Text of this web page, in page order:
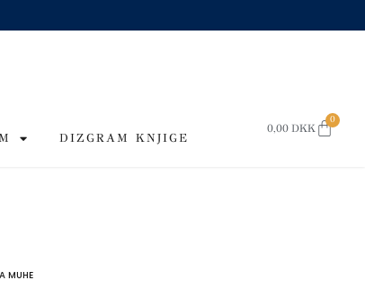
0,00 DKK
0
CART
DIZGRAM KNJIGE
MUHE